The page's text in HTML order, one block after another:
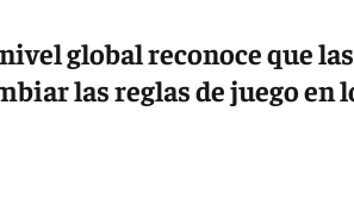
global reconoce que las
las reglas de juego en